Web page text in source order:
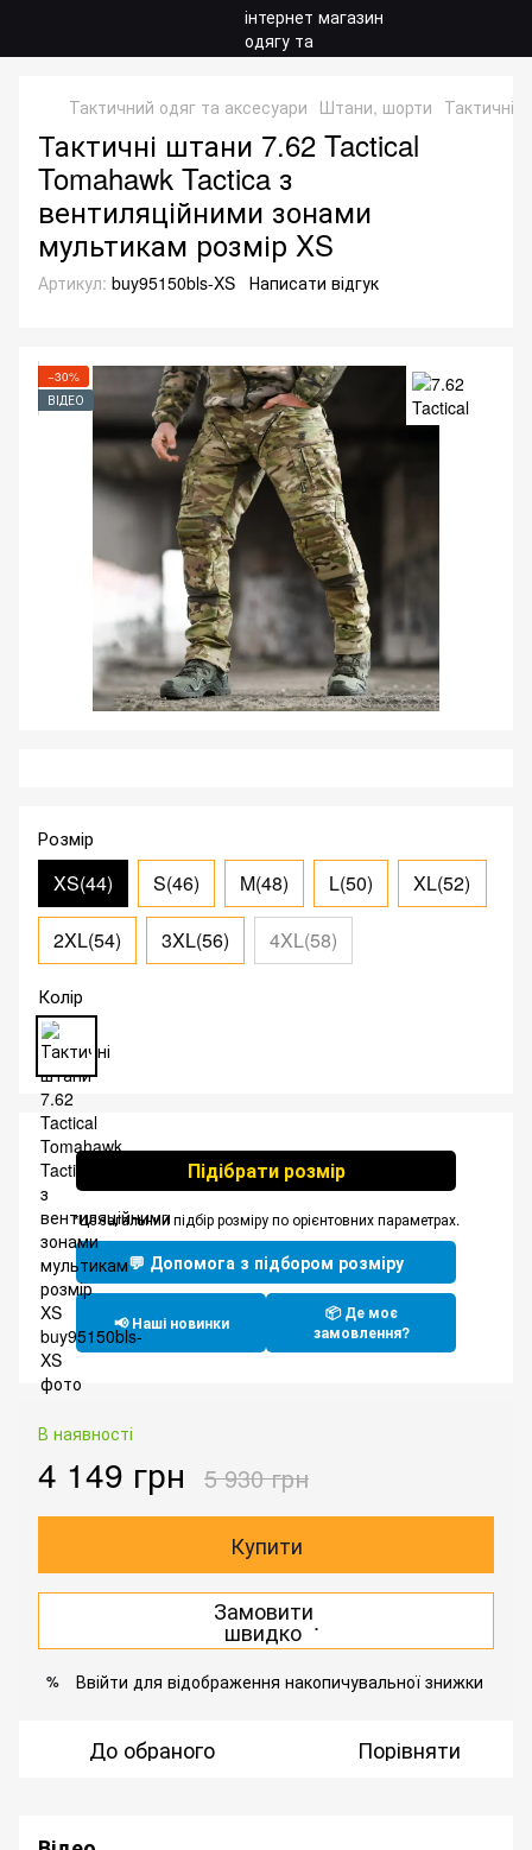
Тактичний одяг та аксесуари Штани, шорти Тактичні
Тактичні штани 7.62 Tactical
Tomahawk Tactica з
вентиляційними зонами
мультикам розмір XS
Артикул: buy95150bls-XS Написати відгук
−30%
ВІДЕО
Розмір
XS(44) S(46) M(48) L(50) XL(52)
2XL(54) 3XL(56) 4XL(58)
Колір
Підібрати розмір
*Це загальний підбір розміру по орієнтовних параметрах.
💬 Допомога з підбором розміру
📢 Наші новинки
📦 Де моє
замовлення?
В наявності
4 149 грн 5 930 грн
Купити
Замовити
швидко .
% Ввійти для відображення накопичувальної знижки
До обраного Порівняти